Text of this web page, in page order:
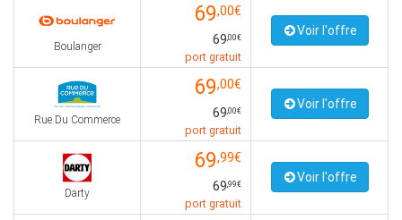
Boulanger
69,00€
69,00€
port gratuit
Voir l'offre
Rue Du Commerce
69,00€
69,00€
port gratuit
Voir l'offre
Darty
69,99€
69,99€
port gratuit
Voir l'offre